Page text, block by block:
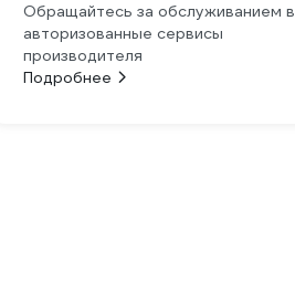
Обращайтесь за обслуживанием в
авторизованные сервисы
производителя
Подробнее